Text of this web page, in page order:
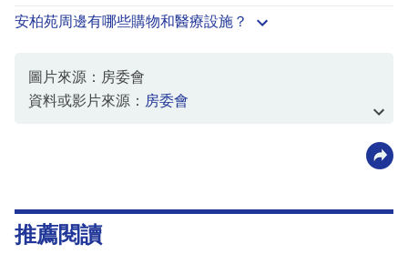
安柏苑周邊有哪些購物和醫療設施？
圖片來源：房委會
資料或影片來源： 房委會
推薦閱讀